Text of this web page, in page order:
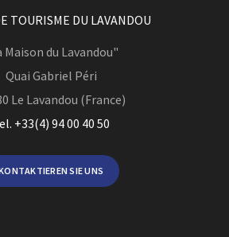
TOURISME DU LAVANDOU
Maison du Lavandou"
Quai Gabriel Péri
Le Lavandou (France)
+33(4) 94 00 40 50
SIE UNS